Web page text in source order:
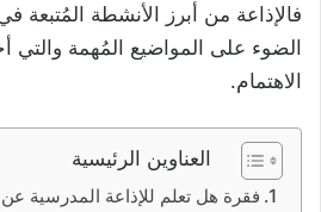
فالإذاعة من أبرز الأنشطة المُتبعة
الضوء على المواضيع المُهمة والتي
الاهتمام.
العناوين الرئيسية
فقرة هل تعلم للإذاعة المدرسية